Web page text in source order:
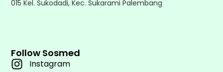
Follow Sosmed
Instagram
015 Kel. Sukodadi, Kec. Sukarami Palembang